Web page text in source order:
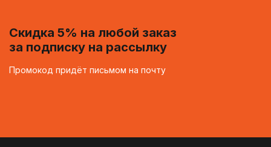
Скидка 5% на любой заказ
за подписку на рассылку
Промокод придёт письмом на почту